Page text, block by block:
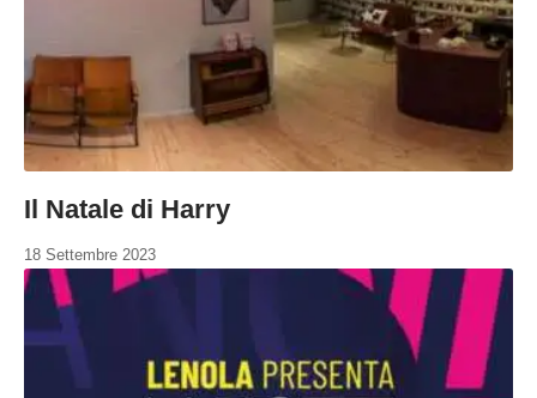
Il Natale di Harry
18 Settembre 2023